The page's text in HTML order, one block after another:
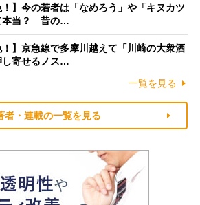
！】今の若者は「なめろう」や「キヌカツ
本当？ 昔の…
！】京急線で多摩川越えて「川崎の大衆酒
寄せるノス…
一覧を見る
者・連載の一覧を見る